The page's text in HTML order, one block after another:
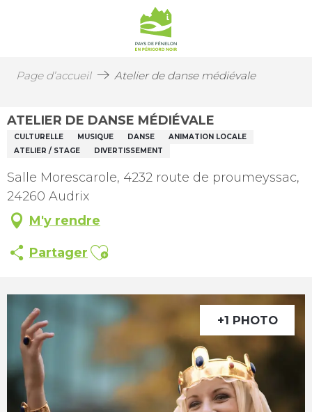
Page d’accueil Atelier de danse médiévale
ATELIER DE DANSE MÉDIÉVALE
CULTURELLE MUSIQUE DANSE
ANIMATION LOCALE
ATELIER / STAGE
DIVERTISSEMENT
Salle Morescarole, 4232 route de proumeyssac,
24260 Audrix
M'y rendre
Partager Ajouter aux favoris
+1 PHOTO